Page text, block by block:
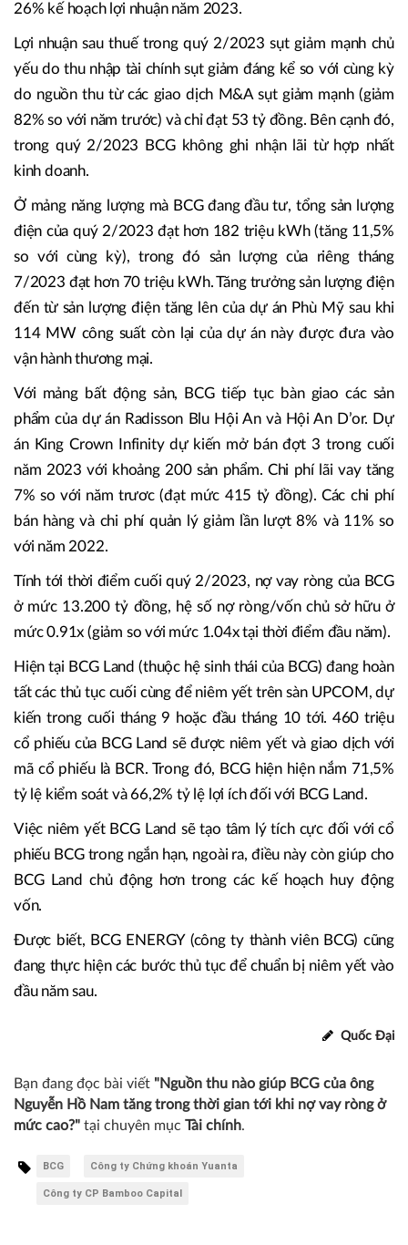
26% kế hoạch lợi nhuận năm 2023.
Lợi nhuận sau thuế trong quý 2/2023 sụt giảm mạnh chủ
yếu do thu nhập tài chính sụt giảm đáng kể so với cùng kỳ
do nguồn thu từ các giao dịch M&A sụt giảm mạnh (giảm
82% so với năm trước) và chỉ đạt 53 tỷ đồng. Bên cạnh đó,
trong quý 2/2023 BCG không ghi nhận lãi từ hợp nhất
kinh doanh.
Ở mảng năng lượng mà BCG đang đầu tư, tổng sản lượng
điện của quý 2/2023 đạt hơn 182 triệu kWh (tăng 11,5%
so với cùng kỳ), trong đó sản lượng của riêng tháng
7/2023 đạt hơn 70 triệu kWh. Tăng trưởng sản lượng điện
đến từ sản lượng điện tăng lên của dự án Phù Mỹ sau khi
114 MW công suất còn lại của dự án này được đưa vào
vận hành thương mại.
Với mảng bất động sản, BCG tiếp tục bàn giao các sản
phẩm của dự án Radisson Blu Hội An và Hội An D’or. Dự
án King Crown Infinity dự kiến mở bán đợt 3 trong cuối
năm 2023 với khoảng 200 sản phẩm. Chi phí lãi vay tăng
7% so với năm trươc (đạt mức 415 tỷ đồng). Các chi phí
bán hàng và chi phí quản lý giảm lần lượt 8% và 11% so
với năm 2022.
Tính tới thời điểm cuối quý 2/2023, nợ vay ròng của BCG
ở mức 13.200 tỷ đồng, hệ số nợ ròng/vốn chủ sở hữu ở
mức 0.91x (giảm so với mức 1.04x tại thời điểm đầu năm).
Hiện tại BCG Land (thuộc hệ sinh thái của BCG) đang hoàn
tất các thủ tục cuối cùng để niêm yết trên sàn UPCOM, dự
kiến trong cuối tháng 9 hoặc đầu tháng 10 tới. 460 triệu
cổ phiếu của BCG Land sẽ được niêm yết và giao dịch với
mã cổ phiếu là BCR. Trong đó, BCG hiện hiện nắm 71,5%
tỷ lệ kiểm soát và 66,2% tỷ lệ lợi ích đối với BCG Land.
Việc niêm yết BCG Land sẽ tạo tâm lý tích cực đối với cổ
phiếu BCG trong ngắn hạn, ngoài ra, điều này còn giúp cho
BCG Land chủ động hơn trong các kế hoạch huy động
vốn.
Được biết, BCG ENERGY (công ty thành viên BCG) cũng
đang thực hiện các bước thủ tục để chuẩn bị niêm yết vào
đầu năm sau.
Quốc Đại
Bạn đang đọc bài viết "Nguồn thu nào giúp BCG của ông
Nguyễn Hồ Nam tăng trong thời gian tới khi nợ vay ròng ở
mức cao?" tại chuyên mục Tài chính.
BCG Công ty Chứng khoán Yuanta
Công ty CP Bamboo Capital